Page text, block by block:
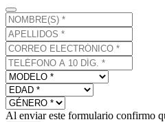
Al enviar este formulario confirmo